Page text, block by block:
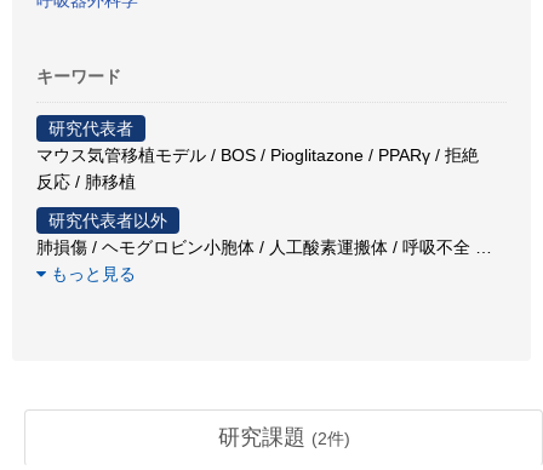
キーワード
研究代表者
マウス気管移植モデル / BOS / Pioglitazone / PPARγ / 拒絶
反応 / 肺移植
研究代表者以外
肺損傷 / ヘモグロビン小胞体 / 人工酸素運搬体 / 呼吸不全
もっと見る
研究課題 (2件)